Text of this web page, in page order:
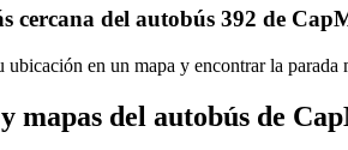
cercana del autobús 392 de
ubicación en un mapa y encontrar la parada
mapas del autobús de